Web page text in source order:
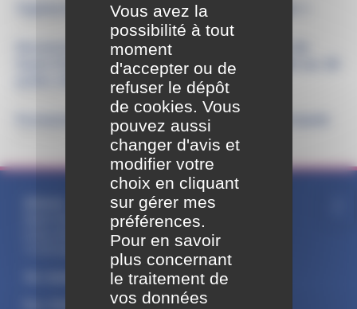
Vigilance rouge « Alerte canicule extrême »
Horaires d’ouverture du bureau la poste de
Saint-Pathus pour la semaine du 13 juillet au 18
Fermeture temporaire bibliothèque municipale
Mairie Saint-Pathus
6 Rue Saint Antoine
77178 Saint-Pathus
Tél : 01.60.01.01.73
Fax : 01.60.01.58.29
Vous avez la
possibilité à tout
moment
d'accepter ou de
refuser le dépôt
de cookies. Vous
pouvez aussi
changer d'avis et
modifier votre
choix en cliquant
sur gérer mes
préférences.
Pour en savoir
plus concernant
le traitement de
vos données